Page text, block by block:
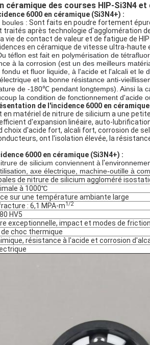
céramique des courses HIP-Si3N4
6000 en céramique (Si3N4+) :
boules : Sont faits en poudre fortement
traités après technologie d'agglomération
vie de contact de valeur et de fatigue de
en céramique de vitesse ultra-haute
téflon est fait en polymérisation de
à la corrosion (est un des meilleurs
et fluor liquide, à l'acide et l'alcali et le
et la bonne résistance anti-
de -180℃ pendant longtemps). Ainsi la
la condition de fonctionnement d'acide
de l'incidence 6000 en céramique
en matériel de nitrure de silicium a une
d'expansion linéaire, auto-
choix d'acide fort, alcali fort, corrosion de
ont l'isolation élevée, la
6000 en céramique (Si3N4+) :
de silicium conviennent à l'
, axe électrique, machine-outille à
de nitrure de silicium aggloméré
à 1000℃
sur une température ambiante large
: 6,1 MPA-m1/2
HV5
exceptionnelle, impact et modes de friction
choc thermique
résistance à l'acide et corrosion